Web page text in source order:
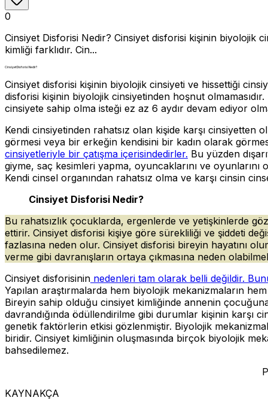
0
Cinsiyet Disforisi Nedir? Cinsiyet disforisi kişinin biyolojik
kimliği farklıdır. Cin...
Cinsiyet Disforisi Nedir?
Cinsiyet disforisi kişinin biyolojik cinsiyeti ve hissettiği
disforisi kişinin biyolojik cinsiyetinden hoşnut
cinsiyete sahip olma isteği ez az 6 aydır devam ediyor
Kendi cinsiyetinden rahatsız olan kişide karşı
görmesi veya bir erkeğin kendisini bir kadın olarak
cinsiyetleriyle bir çatışma içerisindedirler. Bu yüzden
giyme, saç kesimleri yapma, oyuncaklarını ve
Kendi cinsel organından rahatsız olma ve karşı cinsin
Cinsiyet Disforisi Nedir?
Bu rahatsızlık çocuklarda, ergenlerde ve yetişkinlerde
ettirir. Cinsiyet disforisi kişiye göre sürekliliği ve şiddeti
fazlasına neden olur. Cinsiyet disforisi bireyin hayatını
verme gibi davranışların ortaya çıkmasına neden
Cinsiyet disforisinin nedenleri tam olarak belli değildir.
Yapılan araştırmalarda hem biyolojik mekanizmaların
Bireyin sahip olduğu cinsiyet kimliğinde annenin
davrandığında ödüllendirilme gibi durumlar kişinin karşı
genetik faktörlerin etkisi gözlenmiştir. Biyolojik
biridir. Cinsiyet kimliğinin oluşmasında birçok biyolojik
bahsedilemez.
Psikolog Halime
KAYNAKÇA